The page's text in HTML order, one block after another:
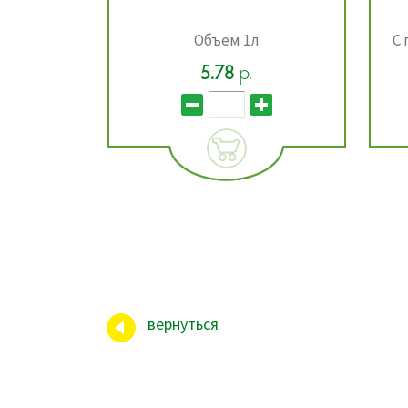
С полуавтоматическим пе...
20.6922.99
вернуться